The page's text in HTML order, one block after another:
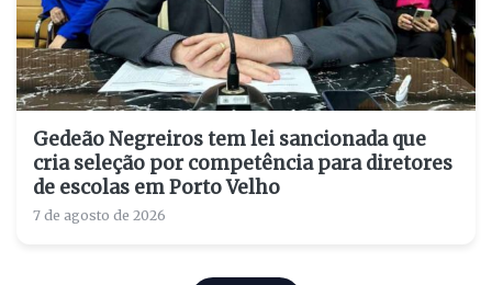
Gedeão Negreiros tem lei sancionada que
cria seleção por competência para diretores
de escolas em Porto Velho
7 de agosto de 2026